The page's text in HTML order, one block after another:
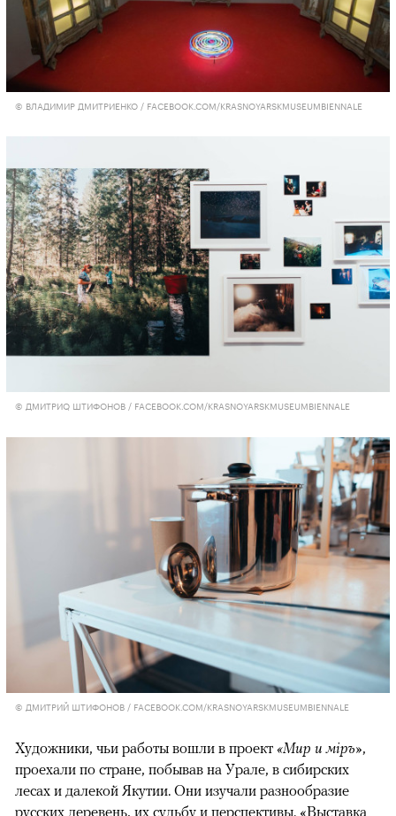
© ВЛАДИМИР ДМИТРИЕНКО / FACEBOOK.COM/KRASNOYARSKMUSEUMBIENNALE
© ДМИТРИQ ШТИФОНОВ / FACEBOOK.COM/KRASNOYARSKMUSEUMBIENNALE
© ДМИТРИЙ ШТИФОНОВ / FACEBOOK.COM/KRASNOYARSKMUSEUMBIENNALE
Художники, чьи работы вошли в проект «Мир и мiръ»,
проехали по стране, побывав на Урале, в сибирских
лесах и далекой Якутии. Они изучали разнообразие
русских деревень, их судьбу и перспективы. «Выставка